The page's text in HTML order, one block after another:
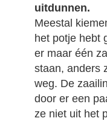
uitdunnen.
Meestal
het potje hebt
er maar één
staan, anders
weg. De
door er een
ze niet uit het